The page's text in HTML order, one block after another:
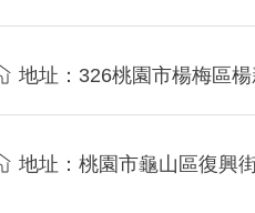
地址：326桃園市楊梅區
地址：桃園市龜山區復興